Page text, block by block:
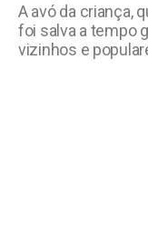
A avó da criança,
foi salva a tempo
vizinhos e